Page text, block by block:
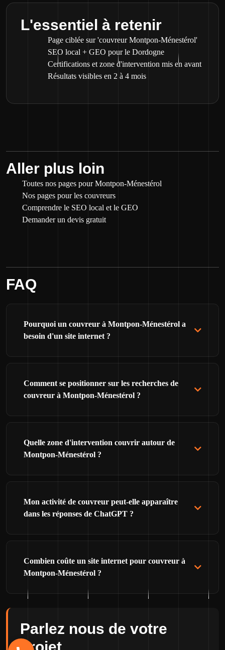
L'essentiel à retenir
Page ciblée sur 'couvreur Montpon-Ménestérol'
SEO local + GEO pour le Dordogne
Certifications et zone d'intervention mis en avant
Résultats visibles en 2 à 4 mois
Aller plus loin
Toutes nos pages pour Montpon-Ménestérol
Nos pages pour les couvreurs
Comprendre le SEO local et le GEO
Demander un devis gratuit
FAQ
Pourquoi un couvreur à Montpon-Ménestérol a
besoin d'un site internet ?
Comment se positionner sur les recherches de
couvreur à Montpon-Ménestérol ?
Quelle zone d'intervention couvrir autour de
Montpon-Ménestérol ?
Mon activité de couvreur peut-elle apparaître
dans les réponses de ChatGPT ?
Combien coûte un site internet pour couvreur à
Montpon-Ménestérol ?
Parlez nous de votre